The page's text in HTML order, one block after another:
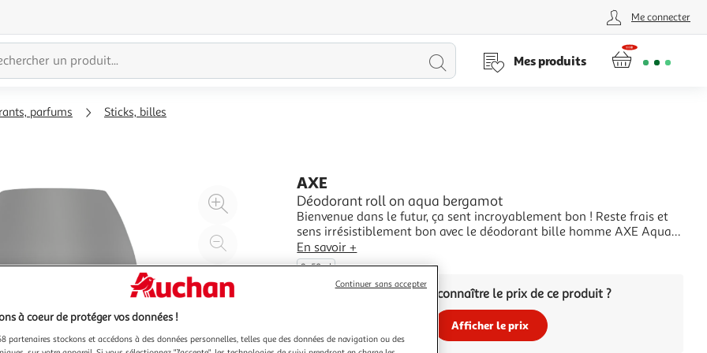
Me connecter
Lancer
Mes produits
parfums Sticks, billes
Agrandir
l'illustration
200%
l'illustration
à
100
Partager
le
AXE
Déodorant roll on aqua bergamot
Bienvenue dans le futur, ça sent incroyablement bon ! Reste frais et
sens irrésistiblement bon avec le déodorant bille homme AXE Aqua
Bergamot au format 2x50 ml. Doté d'une protection anti-
transpirante de 48 h, il te permet de rester confiant toute la journée.
Issu de la collection Parfum Prestige,
En savoir +
2x50ml
Vous voulez connaître le prix de ce produit ?
Afficher le prix
à coeur de protéger vos données !
partenaires stockons et accédons à des données personnelles, telles que des données de navigation ou des
Continuer sans accepter